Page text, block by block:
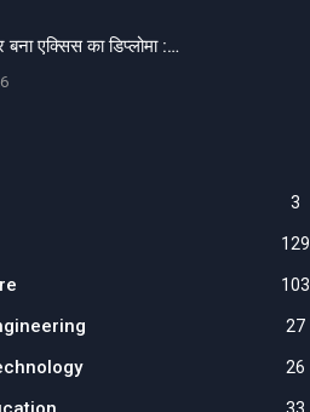
बना एक्सिस का डिप्लोमा :…
3
129
103
27
26